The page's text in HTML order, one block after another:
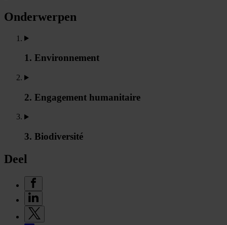
Onderwerpen
1. Environnement
2. Engagement humanitaire
3. Biodiversité
Deel